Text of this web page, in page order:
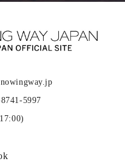
5997